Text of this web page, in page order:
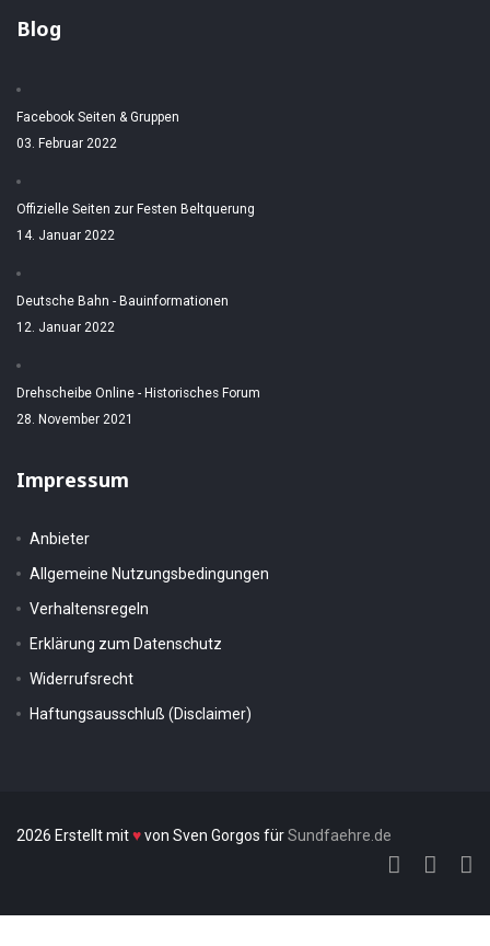
Blog
Facebook Seiten & Gruppen
03. Februar 2022
Offizielle Seiten zur Festen Beltquerung
14. Januar 2022
Deutsche Bahn - Bauinformationen
12. Januar 2022
Drehscheibe Online - Historisches Forum
28. November 2021
Impressum
Anbieter
Allgemeine Nutzungsbedingungen
Verhaltensregeln
Erklärung zum Datenschutz
Widerrufsrecht
Haftungsausschluß (Disclaimer)
2026 Erstellt mit♥von Sven Gorgos fürSundfaehre.de